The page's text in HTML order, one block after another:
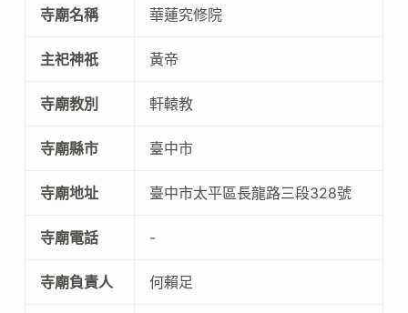
寺廟名稱 華蓮究修院
主祀神祇 黃帝
寺廟教別 軒轅教
寺廟縣市 臺中市
寺廟地址 臺中市太平區長龍路三段328號
寺廟電話 -
寺廟負責人 何賴足